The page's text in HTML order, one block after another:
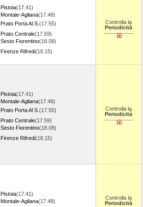
Pistoia(17.41)
Montale-Agliana(17.48)
Prato Porta Al S. (17.55)
Prato Centrale(17.59)
Sesto Fiorentino(18.08)
Firenze Rifredi(18.15)
Controlla la
Periodicità
Pistoia(17.41)
Montale-Agliana(17.48)
Prato Porta Al S. (17.55)
Prato Centrale(17.59)
Sesto Fiorentino(18.08)
Firenze Rifredi(18.15)
Controlla la
Periodicità
Pistoia(17.41)
Montale-Agliana(17.48)
Controlla la
Periodicità